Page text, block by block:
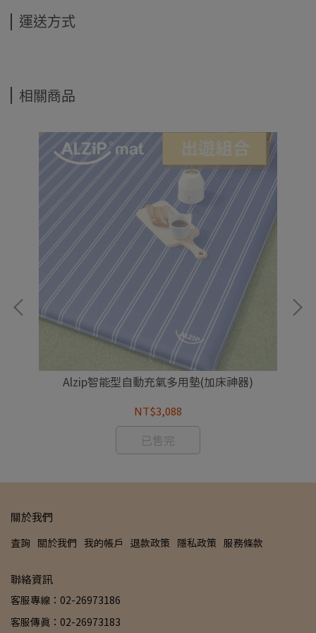
運送方式
相關商品
Alzip智能型自動充氣多用墊(加床神器)
NT$3,088
已售完
關於我們
查詢 關於我們 我的帳戶 退款政策 隱私政策 服務條款
聯絡資訊
客服專線：02-26973186
客服傳真：02-26973183